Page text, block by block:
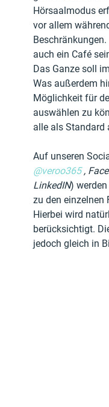
Hörsaalmodus
vor allem
auch ein Café
Das Ganze soll
Was außerdem
Möglichkeit für
auswählen zu
alle als Standard
Auf unseren
@veroo365 ,
LinkedIN)
zu den einzelnen
Hierbei wird
berücksichtigt.
jedoch gleich in